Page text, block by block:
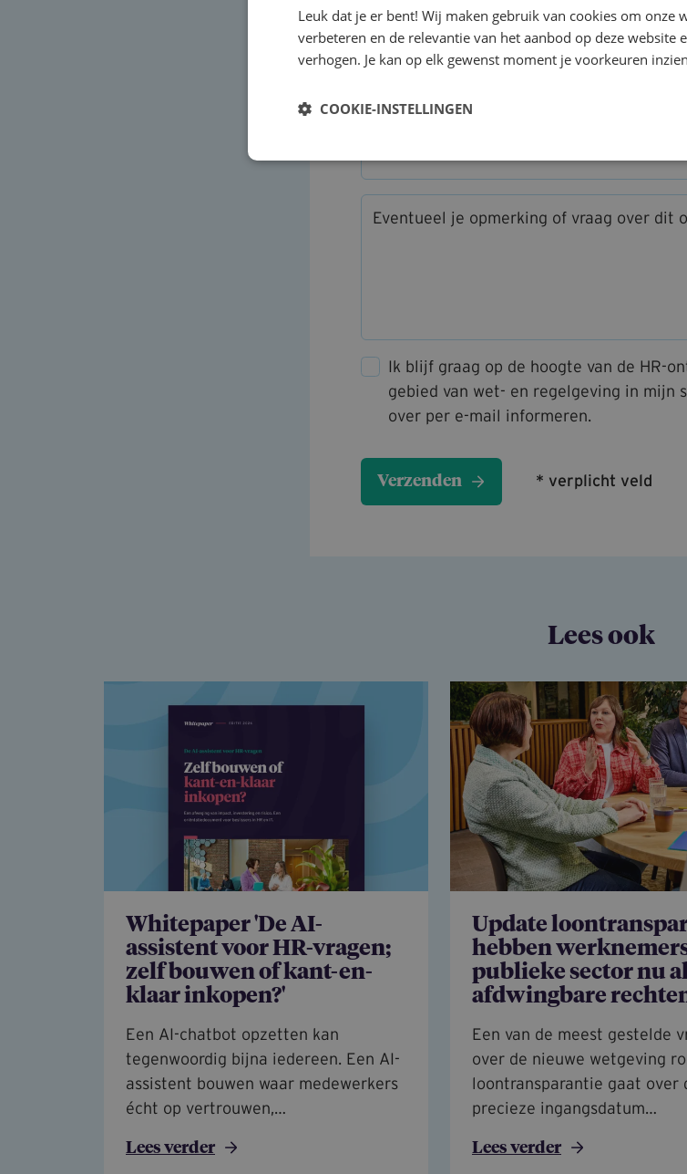
Organisatie *
Eventueel je opmerking of vraag over dit
Ik blijf graag op de hoogte van de HR-
gebied van wet- en regelgeving in mijn
over per e-mail informeren.
* verplicht veld
Lees ook
Whitepaper 'De AI-
assistent voor HR-vragen;
zelf bouwen of kant-en-
klaar inkopen?'
Een AI-chatbot opzetten kan
tegenwoordig bijna iedereen. Een AI-
assistent bouwen waar medewerkers
écht op vertrouwen,…
Lees verder
Update
hebben
publieke sector nu
afdwingbare
Een van de meest gestelde
over de nieuwe wetgeving
loontransparantie gaat over
precieze ingangsdatum…
Lees verder
Leuk dat je er bent! Wij maken gebruik van cookies om onze
verbeteren en de relevantie van het aanbod op deze website
verhogen. Je kan op elk gewenst moment je voorkeuren
COOKIE-INSTELLINGEN